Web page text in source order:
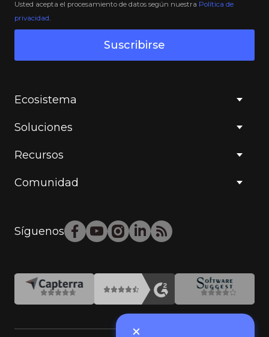
Usted acepta el procesamiento de datos según nuestra Política de
privacidad.
Suscribirse
Ecosistema
Soluciones
Recursos
Comunidad
Síguenos